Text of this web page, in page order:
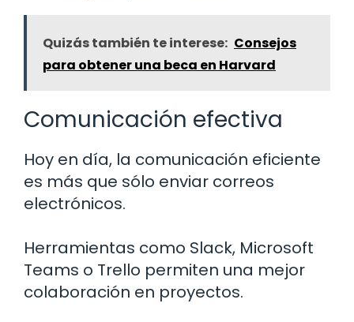
Quizás también te interese: Consejos
para obtener una beca en Harvard
Comunicación efectiva
Hoy en día, la comunicación eficiente
es más que sólo enviar correos
electrónicos.
Herramientas como Slack, Microsoft
Teams o Trello permiten una mejor
colaboración en proyectos.